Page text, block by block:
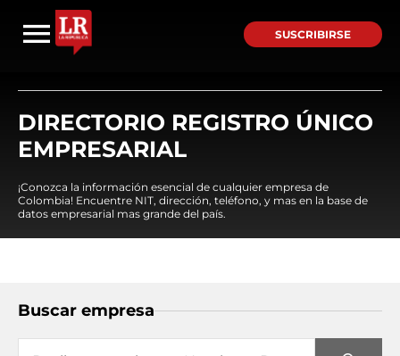
SUSCRIBIRSE
DIRECTORIO REGISTRO ÚNICO
EMPRESARIAL
¡Conozca la información esencial de cualquier empresa de
Colombia! Encuentre NIT, dirección, teléfono, y mas en la base de
datos empresarial mas grande del país.
Buscar empresa